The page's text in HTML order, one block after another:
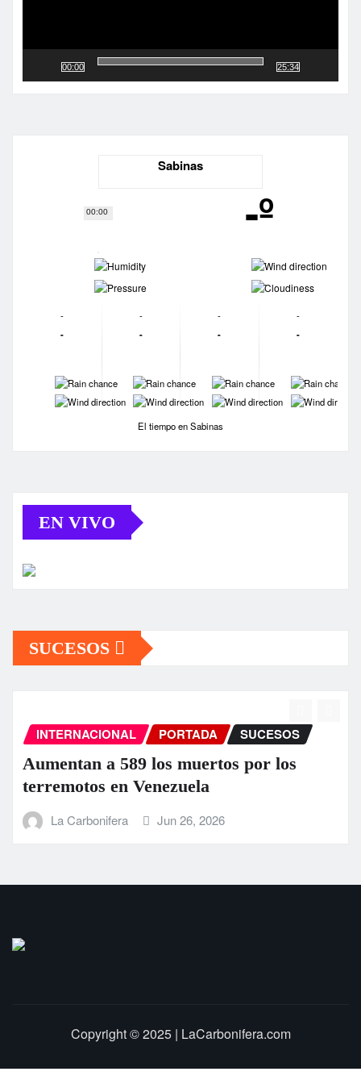
00:00
00:00
25:34
Sabinas
-º
-
-
-
-
-
-
-
-
-
-
-
-
-
-
-
-
-
-
-
-
El tiempo en Sabinas
EN VIVO
SUCESOS
INTERNACIONAL PORTADA SUCESOS
Aumentan a 589 los muertos por los
terremotos en Venezuela
La Carbonifera Jun 26, 2026
Copyright © 2025 | LaCarbonifera.com